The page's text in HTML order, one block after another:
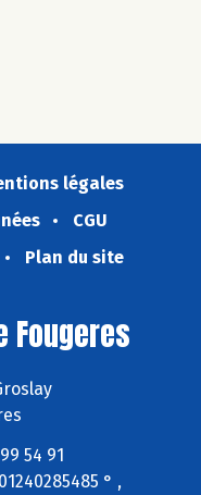
légales
CGU
Plan du site
Fougeres
54 91
° ,